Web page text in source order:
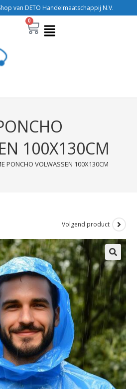
van DETO Handelmaatschappij N.V.
0
100X130CM
PONCHO VOLWASSEN 100X130CM
Volgend product